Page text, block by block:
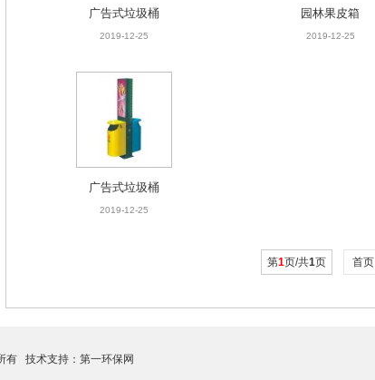
广告式垃圾桶
2019-12-25
园林果皮箱
2019-12-25
广告式垃圾桶
2019-12-25
第1页/共1页 首页
有 技术支持： 第一环保网